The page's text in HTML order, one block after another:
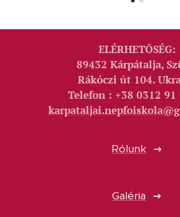
ELÉRHETŐSÉG:
89432 Kárpátalja,
Rákóczi út 104.
Telefon : +38 0312 91
Rólunk
Galéria